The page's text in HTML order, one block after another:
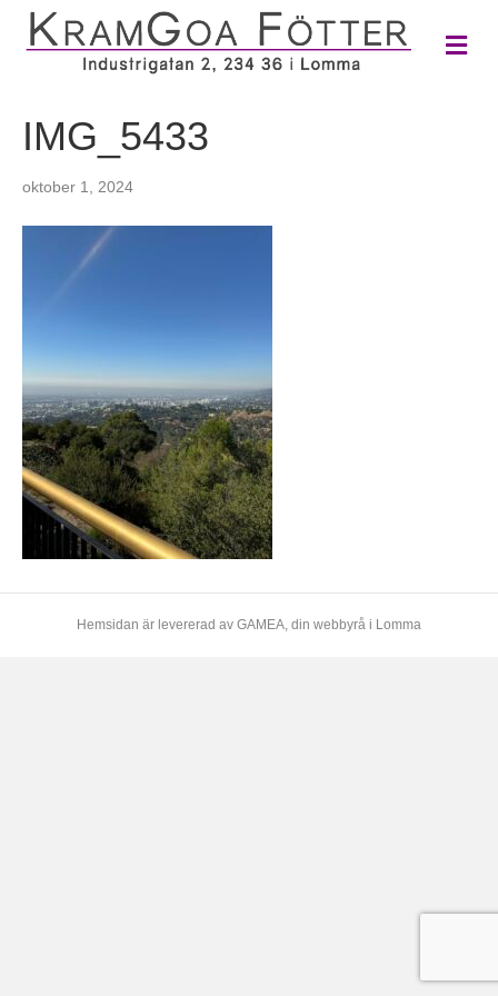
M
e
IMG_5433
oktober 1, 2024
Hemsidan är levererad av GAMEA, din webbyrå i Lomma